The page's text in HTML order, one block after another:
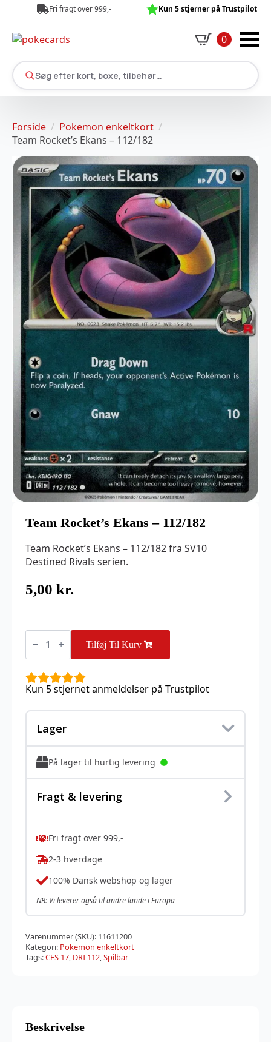
Fri fragt over 999,- Kun 5 stjerner på Trustpilot
0
Søg efter kort, boxe, tilbehør…
Forside
Pokemon enkeltkort
Team Rocket’s Ekans – 112/182
Team Rocket’s Ekans – 112/182
Team Rocket’s Ekans – 112/182 fra SV10
Destined Rivals serien.
5,00 kr.
Team
Rocket's
-
112/182
antal
Tilføj Til Kurv
Kun 5 stjernet anmeldelser på Trustpilot
Lager
På lager til hurtig levering
Fragt & levering
Fri fragt over 999,-
2-3 hverdage
100% Dansk webshop og lager
NB: Vi leverer også til andre lande i Europa
Varenummer (SKU): 11611200
Kategori: Pokemon enkeltkort
Tags:CES 17, DRI 112,Spilbar
Beskrivelse